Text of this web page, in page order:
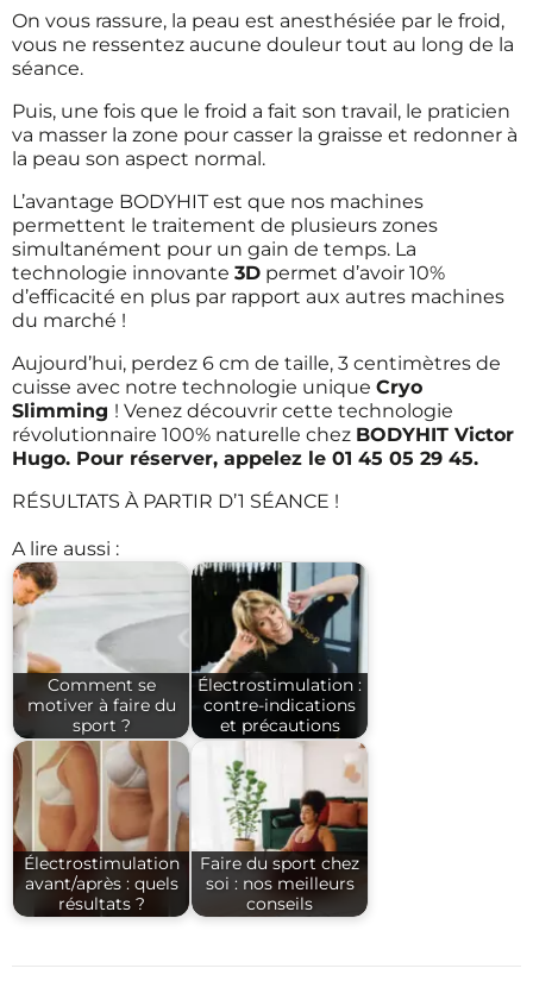
On vous rassure, la peau est anesthésiée par le froid,
vous ne ressentez aucune douleur tout au long de la
séance.
Puis, une fois que le froid a fait son travail, le praticien
va masser la zone pour casser la graisse et redonner à
la peau son aspect normal.
L’avantage BODYHIT est que nos machines
permettent le traitement de plusieurs zones
simultanément pour un gain de temps. La
technologie innovante 3D permet d’avoir 10%
d’efficacité en plus par rapport aux autres machines
du marché !
Aujourd’hui, perdez 6 cm de taille, 3 centimètres de
cuisse avec notre technologie unique Cryo
Slimming ! Venez découvrir cette technologie
révolutionnaire 100% naturelle chez BODYHIT Victor
Hugo. Pour réserver, appelez le 01 45 05 29 45.
RÉSULTATS À PARTIR D’1 SÉANCE !
A lire aussi :
Comment se
motiver à faire du
sport ?
Électrostimulation :
contre-indications
et précautions
Électrostimulation
avant/après : quels
résultats ?
Faire du sport chez
soi : nos meilleurs
conseils